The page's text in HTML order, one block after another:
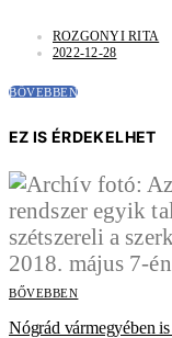
ROZGONYI RITA
2022-12-28
BŐVEBBEN
EZ IS ÉRDEKELHET
BŐVEBBEN
Nógrád vármegyében